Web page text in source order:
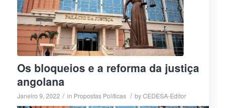
Os bloqueios e a reforma da justiça
angolana
Janeiro 9, 2022 / in Propostas Políticas / byCEDESA-Editor